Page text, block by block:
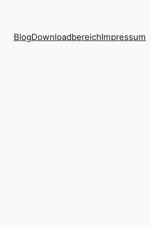
BlogDownloadbereichImpressum